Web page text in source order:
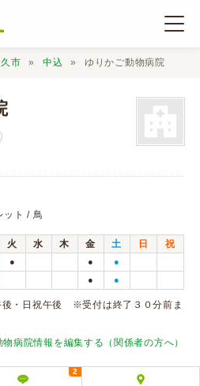
市 中込 ゆりかご動物病院
ット / 鳥
火 水 木 金 土 日
祝
● ● ●
● ●
・日祝午後 ※受付は終了３０分前ま
物病院情報を編集する（関係者の方へ）
2